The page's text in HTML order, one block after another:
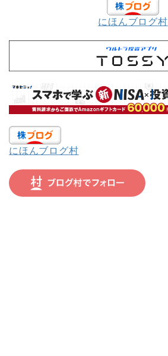
にほんブログ村
にほんブログ村